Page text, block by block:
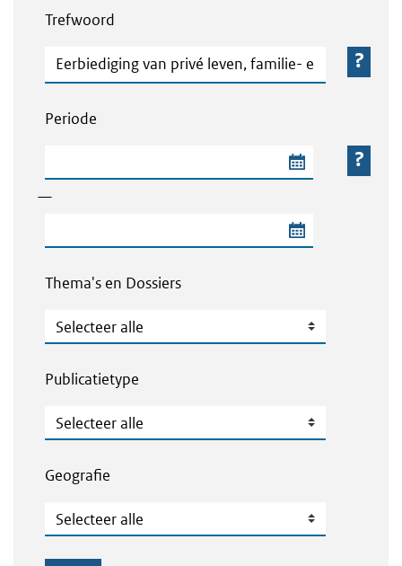
Trefwoord
Trefwoord
Periode
—
Thema's en Dossiers
Thema's en Dossiers
Publicatietype
Publicatietype
Geografie
Geografie